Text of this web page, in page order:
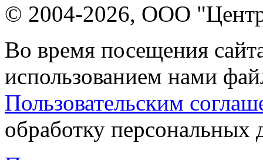
© 2004-2026, ООО "Центр
Во время посещения
использованием нами
Пользовательским
обработку персональных